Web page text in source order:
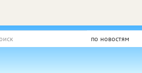
по новостям